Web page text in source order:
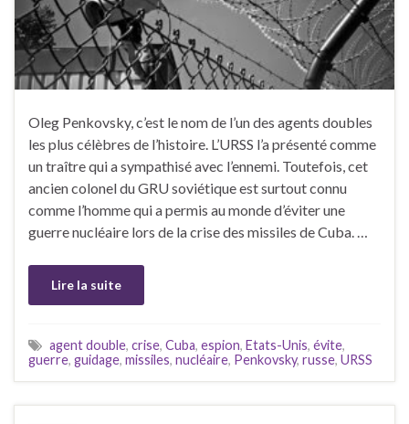
Oleg Penkovsky, c’est le nom de l’un des agents doubles
les plus célèbres de l’histoire. L’URSS l’a présenté comme
un traître qui a sympathisé avec l’ennemi. Toutefois, cet
ancien colonel du GRU soviétique est surtout connu
comme l’homme qui a permis au monde d’éviter une
guerre nucléaire lors de la crise des missiles de Cuba. …
Lire la suite
agent double, crise, Cuba, espion, Etats-Unis, évite,
guerre, guidage, missiles, nucléaire, Penkovsky, russe, URSS